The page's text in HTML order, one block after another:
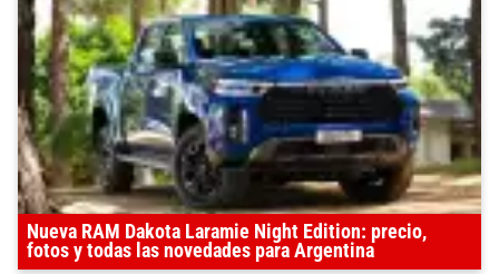
Nueva RAM Dakota Laramie Night Edition: precio,
fotos y todas las novedades para Argentina